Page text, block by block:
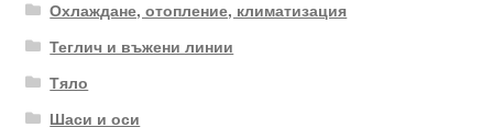
Охлаждане, отопление, климатизация
Теглич и въжени линии
Тяло
Шаси и оси